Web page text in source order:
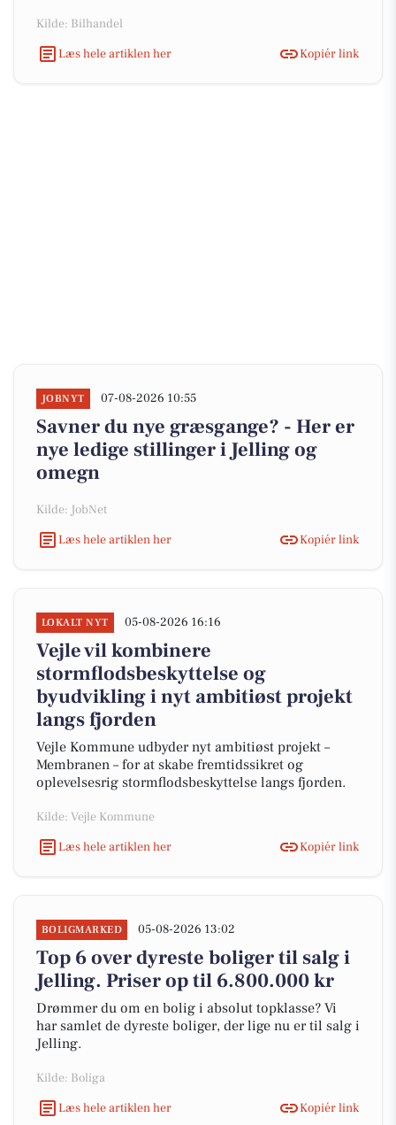
Kilde: Bilhandel
Læs hele artiklen her
Kopiér link
JOBNYT 07-08-2026 10:55
Savner du nye græsgange? - Her er
nye ledige stillinger i Jelling og
omegn
Kilde: JobNet
Læs hele artiklen her
Kopiér link
LOKALT NYT 05-08-2026 16:16
Vejle vil kombinere
stormflodsbeskyttelse og
byudvikling i nyt ambitiøst projekt
langs fjorden
Vejle Kommune udbyder nyt ambitiøst projekt –
Membranen – for at skabe fremtidssikret og
oplevelsesrig stormflodsbeskyttelse langs fjorden.
Kilde: Vejle Kommune
Læs hele artiklen her
Kopiér link
BOLIGMARKED 05-08-2026 13:02
Top 6 over dyreste boliger til salg i
Jelling. Priser op til 6.800.000 kr
Drømmer du om en bolig i absolut topklasse? Vi
har samlet de dyreste boliger, der lige nu er til salg i
Jelling.
Kilde: Boliga
Læs hele artiklen her
Kopiér link